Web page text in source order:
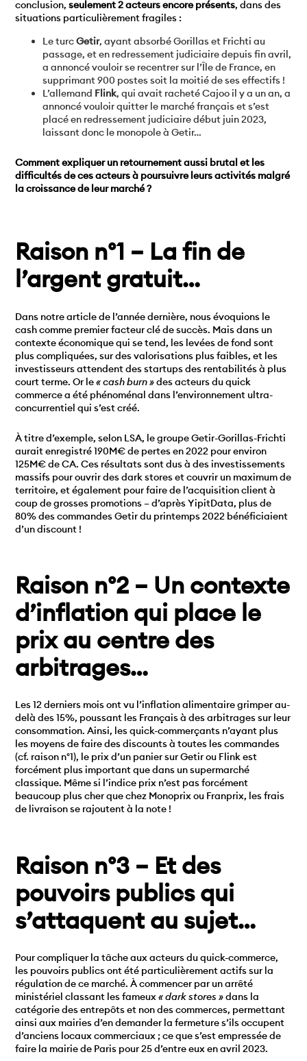
conclusion,seulement 2 acteurs encore présents, dans des
situations particulièrement fragiles :
Le turcGetir, ayant absorbé Gorillas et Frichti au
passage, et en redressement judiciaire depuis fin avril,
a annoncé vouloir se recentrer sur l’Île de France, en
supprimant 900 postes soit la moitié de ses effectifs !
L’allemand Flink, qui avait racheté Cajoo il y a un an, a
annoncé vouloir quitter le marché français et s’est
placé en redressement judiciaire début juin 2023,
laissant donc le monopole à Getir…
Comment expliquer un retournement aussi brutal et les
difficultés de ces acteurs à poursuivre leurs activités malgré
la croissance de leur marché ?
Raison n°1 – La fin de
l’argent gratuit…
Dans notre article de l’année dernière, nous évoquions le
cash comme premier facteur clé de succès. Mais dans un
contexte économique qui se tend, les levées de fond sont
plus compliquées, sur des valorisations plus faibles, et les
investisseurs attendent des startups des rentabilités à plus
court terme. Or le« cash burn »des acteurs du quick
commerce a été phénoménal dans l’environnement ultra-
concurrentiel qui s’est créé.
À titre d’exemple, selon LSA, le groupe Getir-Gorillas-Frichti
aurait enregistré 190M€ de pertes en 2022 pour environ
125M€ de CA. Ces résultats sont dus à des investissements
massifs pour ouvrir des dark stores et couvrir un maximum de
territoire, et également pour faire de l’acquisition client à
coup de grosses promotions – d’après YipitData, plus de
80% des commandes Getir du printemps 2022 bénéficiaient
d’un discount !
Raison n°2 – Un contexte
d’inflation qui place le
prix au centre des
arbitrages…
Les 12 derniers mois ont vu l’inflation alimentaire grimper au-
delà des 15%, poussant les Français à des arbitrages sur leur
consommation. Ainsi, les quick-commerçants n’ayant plus
les moyens de faire des discounts à toutes les commandes
(cf. raison n°1), le prix d’un panier sur Getir ou Flink est
forcément plus important que dans un supermarché
classique. Même si l’indice prix n’est pas forcément
beaucoup plus cher que chez Monoprix ou Franprix, les frais
de livraison se rajoutent à la note !
Raison n°3 – Et des
pouvoirs publics qui
s’attaquent au sujet…
Pour compliquer la tâche aux acteurs du quick-commerce,
les pouvoirs publics ont été particulièrement actifs sur la
régulation de ce marché. À commencer par un arrêté
ministériel classant les fameux« dark stores »dans la
catégorie des entrepôts et non des commerces, permettant
ainsi aux mairies d’en demander la fermeture s’ils occupent
d’anciens locaux commerciaux ; ce que s’est empressée de
faire la mairie de Paris pour 25 d’entre eux en avril 2023.